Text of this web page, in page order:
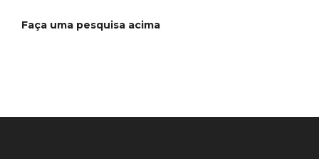
Faça uma pesquisa acima